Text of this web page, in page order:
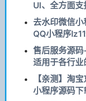
UI、全方面
去水印微信
QQ小程序
售后服务源
适用于各行
【亲测】淘
小程序源码